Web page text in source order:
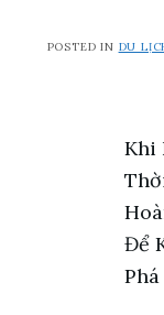
POSTED IN DU
Khi
Để